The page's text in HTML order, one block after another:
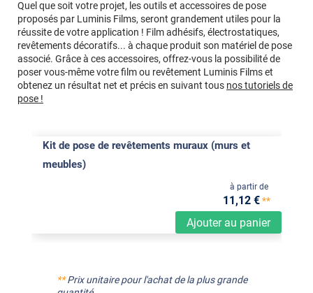
Quel que soit votre projet, les outils et accessoires de pose
proposés par Luminis Films, seront grandement utiles pour la
réussite de votre application ! Film adhésifs, électrostatiques,
revêtements décoratifs... à chaque produit son matériel de pose
associé. Grâce à ces accessoires, offrez-vous la possibilité de
poser vous-même votre film ou revêtement Luminis Films et
obtenez un résultat net et précis en suivant tous nos tutoriels de
pose !
Kit de pose de revêtements muraux (murs et
meubles)
Ajouter au panier
à partir de
11,12 €**
**Prix unitaire pour l'achat de la plus grande